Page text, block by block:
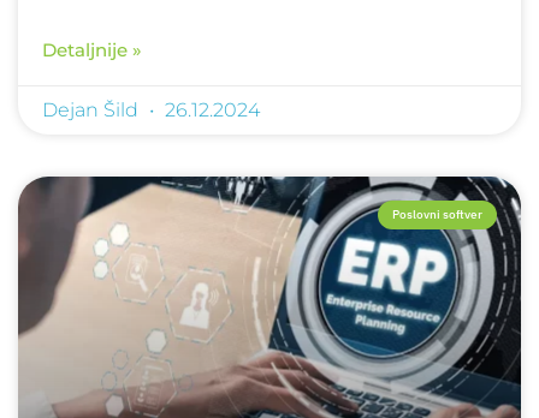
Detaljnije »
Dejan Šild 26.12.2024
Poslovni softver